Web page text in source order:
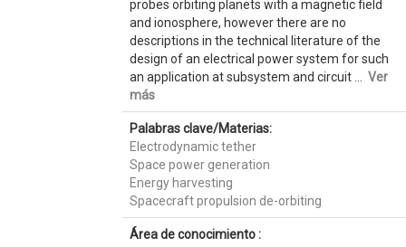
probes orbiting planets with a magnetic field
and ionosphere, however there are no
descriptions in the technical literature of the
design of an electrical power system for such
an application at subsystem and circuit ... Ver
más
Palabras clave/Materias:
Electrodynamic tether
Space power generation
Energy harvesting
Spacecraft propulsion de-orbiting
Área de conocimiento :